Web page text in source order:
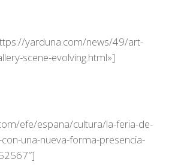
yarduna.com/news/49/art-
scene-evolving.html»]
efe/espana/cultura/la-feria-de-
una-nueva-forma-presencia-